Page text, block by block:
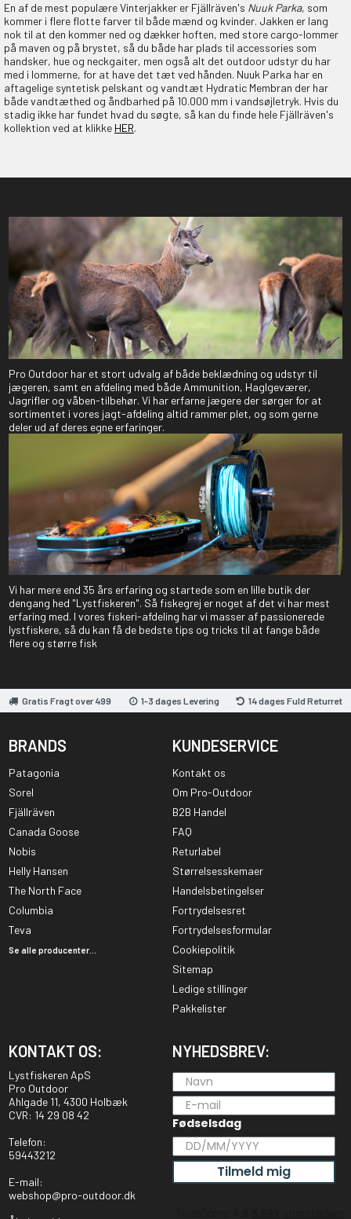
En af de mest populære Vinterjakker er Fjällräven's Nuuk Parka, som
kommer i flere flotte farver til både mænd og kvinder. Jakken er lang
nok til at den kommer ned og dækker hoften, med store cargo-lommer
på maven og på brystet, så du både har plads til accessories som
handsker, hue og neckgaiter, men også alt det outdoor udstyr du har
med i lommerne, for at have det tæt ved hånden. Nuuk Parka har en
aftagelige syntetisk pelskant og vandtæt Hydratic Membran der har
både vandtæthed og åndbarhed på 10.000 mm i vandsøjletryk. Hvis du
stadig ikke har fundet hvad du søgte, så kan du finde hele Fjällräven's
kollektion ved at klikke HER.
Pro Outdoor har et stort udvalg af både beklædning og udstyr til
jægeren, samt en afdeling med både Ammunition, Haglgeværer,
Jagrifler og våben-tilbehør. Vi har erfarne jægere der sørger for at
sortimentet i vores jagt-afdeling altid rammer plet, og som gerne
deler ud af deres egne erfaringer.
Vi har mere end 35 års erfaring og startede som en lille butik der
dengang hed "Lystfiskeren". Så fiskegrej er noget af det vi har mest
erfaring med. I vores fiskeri-afdeling har vi masser af passionerede
lystfiskere, så du kan få de bedste tips og tricks til at fange både
flere og større fisk
Gratis Fragt over 499 1-3 dages Levering 14 dages Fuld Returret
BRANDS
Patagonia
Sorel
Fjällräven
Canada Goose
Nobis
Helly Hansen
The North Face
Columbia
Teva
Se alle producenter...
KUNDESERVICE
Kontakt os
Om Pro-Outdoor
B2B Handel
FAQ
Returlabel
Størrelsesskemaer
Handelsbetingelser
Fortrydelsesret
Fortrydelsesformular
Cookiepolitik
Sitemap
Ledige stillinger
Pakkelister
KONTAKT OS:
Lystfiskeren ApS
Pro Outdoor
Ahlgade 11, 4300 Holbæk
CVR: 14 29 08 42
Telefon:
59443212
E-mail:
webshop@pro-outdoor.dk
NYHEDSBREV:
Fødselsdag
Tilmeld mig